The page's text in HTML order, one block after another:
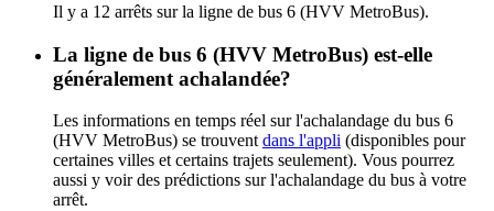
Il y a 12 arrêts sur la ligne de bus 6 (HVV MetroBus).
La ligne de bus 6 (HVV MetroBus) est-elle
généralement achalandée?
Les informations en temps réel sur l'achalandage du bus 6
(HVV MetroBus) se trouvent dans l'appli (disponibles pour
certaines villes et certains trajets seulement). Vous pourrez
aussi y voir des prédictions sur l'achalandage du bus à votre
arrêt.